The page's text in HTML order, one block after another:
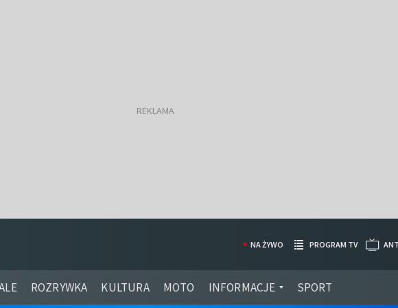
ROZRYWKA KULTURA MOTO INFORMACJE SPORT
NA ŻYWO PROGRAM TV